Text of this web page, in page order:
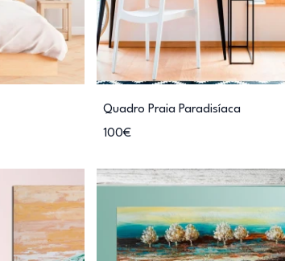
Quadro Praia Paradisíaca
100€